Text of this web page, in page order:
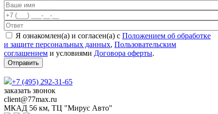
Я ознакомлен(а) и согласен(а) с Положением об обработке
и защите персональных данных, Пользовательским
соглашением и условиями Договора оферты.
+7 (495) 292-31-65
заказать звонок
client@77max.ru
МКАД 56 км, ТЦ "Мирус Авто"